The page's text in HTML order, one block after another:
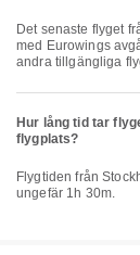
Det senaste flyget från Stockholm Arlanda flygplats till Hamburgs flygplats
med Eurowings
andra tillgängliga
Hur lång tid tar
flygplats?
Flygtiden från Stockholm Arlanda flygplats till Hamburgs flygplats är
ungefär 1h 30m.